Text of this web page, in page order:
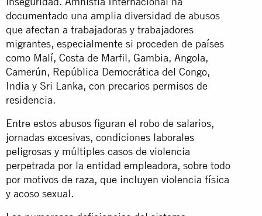
documentado una amplia diversidad de abusos
que afectan a trabajadoras y trabajadores
migrantes, especialmente si proceden de países
como Malí, Costa de Marfil, Gambia, Angola,
Camerún, República Democrática del Congo,
India y Sri Lanka, con precarios permisos de
residencia.
Entre estos abusos figuran el robo de salarios,
jornadas excesivas, condiciones laborales
peligrosas y múltiples casos de violencia
perpetrada por la entidad empleadora, sobre todo
por motivos de raza, que incluyen violencia física
y acoso sexual.